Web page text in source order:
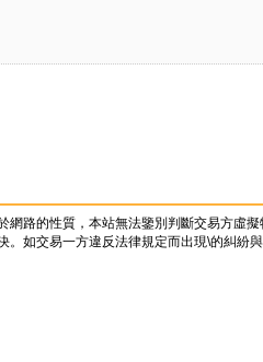
網路的性質，本站無法鑒別判斷交易方虛
如交易一方違反法律規定而出現\的糾紛